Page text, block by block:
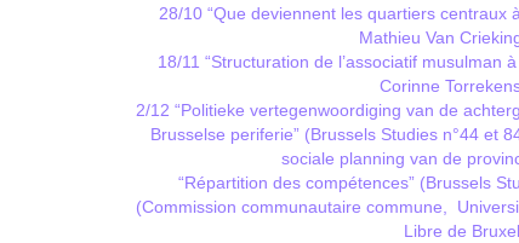
28/10 “Que deviennent les quartiers centraux
Mathieu Van
18/11 “Structuration de l’associatif musulman
Corinne
2/12 “Politieke vertegenwoordiging van de
Brusselse periferie” (Brussels Studies n°44 et
sociale planning van de
“Répartition des compétences” (Brussels
(Commission communautaire commune,
Libre de